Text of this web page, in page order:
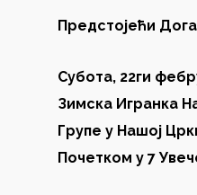
Предстојећи
Субота, 22ги
Зимска Игранка
Групе у Нашој
Почетком у 7